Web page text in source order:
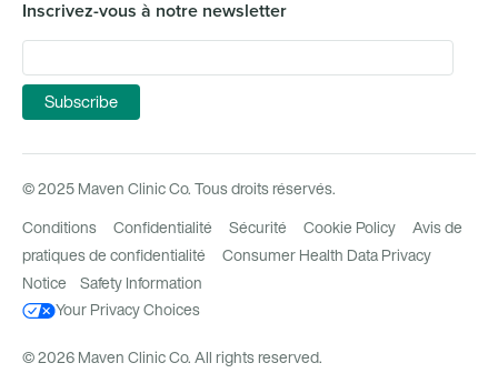
Inscrivez-vous à notre newsletter
© 2025 Maven Clinic Co. Tous droits réservés.
Conditions Confidentialité Sécurité Cookie Policy
Avis de
pratiques de confidentialité
Consumer Health Data Privacy
Notice
Safety Information
Your Privacy Choices
© 2026 Maven Clinic Co. All rights reserved.